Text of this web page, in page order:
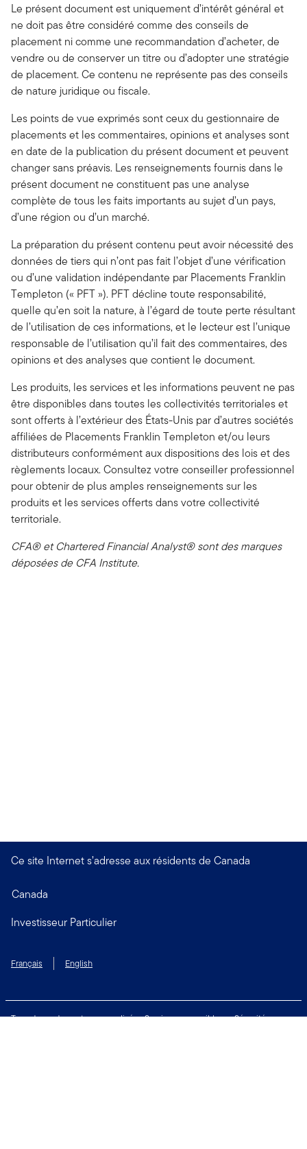
Le présent document est uniquement d’intérêt général et
ne doit pas être considéré comme des conseils de
placement ni comme une recommandation d’acheter, de
vendre ou de conserver un titre ou d’adopter une stratégie
de placement. Ce contenu ne représente pas des conseils
de nature juridique ou fiscale.
Les points de vue exprimés sont ceux du gestionnaire de
placements et les commentaires, opinions et analyses sont
en date de la publication du présent document et peuvent
changer sans préavis. Les renseignements fournis dans le
présent document ne constituent pas une analyse
complète de tous les faits importants au sujet d’un pays,
d’une région ou d’un marché.
La préparation du présent contenu peut avoir nécessité des
données de tiers qui n’ont pas fait l’objet d’une vérification
ou d’une validation indépendante par Placements Franklin
Templeton (« PFT »). PFT décline toute responsabilité,
quelle qu’en soit la nature, à l’égard de toute perte résultant
de l’utilisation de ces informations, et le lecteur est l’unique
responsable de l’utilisation qu’il fait des commentaires, des
opinions et des analyses que contient le document.
Les produits, les services et les informations peuvent ne pas
être disponibles dans toutes les collectivités territoriales et
sont offerts à l’extérieur des États-Unis par d’autres sociétés
affiliées de Placements Franklin Templeton et/ou leurs
distributeurs conformément aux dispositions des lois et des
règlements locaux. Consultez votre conseiller professionnel
pour obtenir de plus amples renseignements sur les
produits et les services offerts dans votre collectivité
territoriale.
CFA® et Chartered Financial Analyst® sont des marques
déposées de CFA Institute.
Ce site Internet s’adresse aux résidents de Canada
Canada
Investisseur Particulier
Français English
Taux de rendement personnalisé Services accessibles
Sécurité